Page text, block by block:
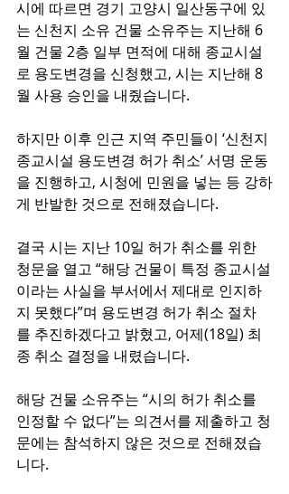
시에 따르면 경기 고양시 일산동구에 있
는 신천지 소유 건물 소유주는 지난해 6
월 건물 2층 일부 면적에 대해 종교시설
로 용도변경을 신청했고, 시는 지난해 8
월 사용 승인을 내줬습니다.
하지만 이후 인근 지역 주민들이 ‘신천지
종교시설 용도변경 허가 취소’ 서명 운동
을 진행하고, 시청에 민원을 넣는 등 강하
게 반발한 것으로 전해졌습니다.
결국 시는 지난 10일 허가 취소를 위한
청문을 열고 “해당 건물이 특정 종교시설
이라는 사실을 부서에서 제대로 인지하
지 못했다”며 용도변경 허가 취소 절차
를 추진하겠다고 밝혔고, 어제(18일) 최
종 취소 결정을 내렸습니다.
해당 건물 소유주는 “시의 허가 취소를
인정할 수 없다”는 의견서를 제출하고 청
문에는 참석하지 않은 것으로 전해졌습
니다.